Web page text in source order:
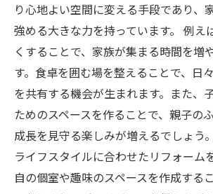
り心地よい空間に変える手段であり、
強める大きな力を持っています。 例え
くすることで、家族が集まる時間を増
す。食卓を囲む場を整えることで、日
を共有する機会が生まれます。また、
ためのスペースを作ることで、親子の
成長を見守る楽しみが増えるでしょう
ライフスタイルに合わせたリフォーム
自の個室や趣味のスペースを作成する